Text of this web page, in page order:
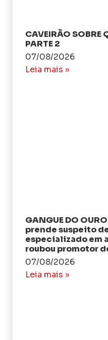
CAVEIRÃO SOBRE
PARTE 2
07/08/2026
Leia mais »
GANGUE DO
prende suspeito
especializado em
roubou promotor
07/08/2026
Leia mais »